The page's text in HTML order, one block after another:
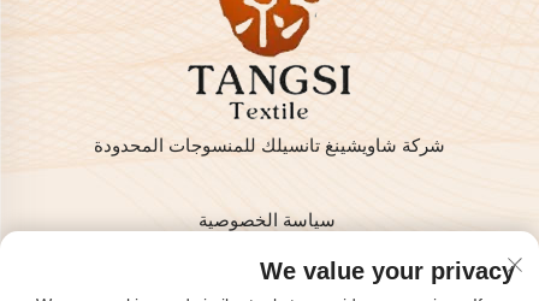
شركة شاويشينغ تانسيلك للمنسوجات المحدودة
سياسة الخصوصية
حقوق النشر © 2025 من قبل شركة شاويشينغ تانسيلك للمنسوجات
المحدودة
We value your privacy